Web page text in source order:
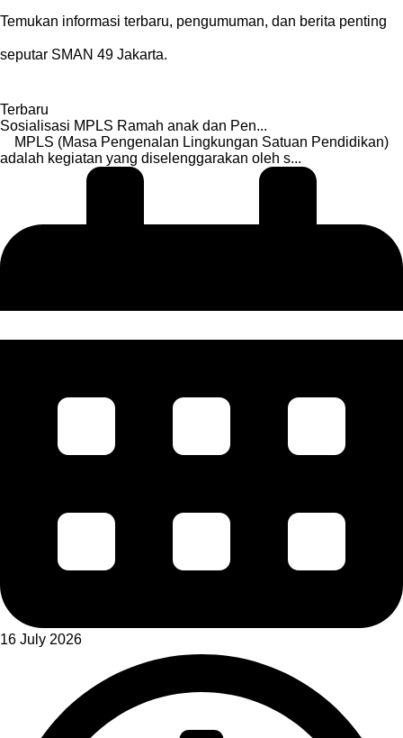
Temukan informasi terbaru, pengumuman, dan berita penting
seputar SMAN 49 Jakarta.
Terbaru
Sosialisasi MPLS Ramah anak dan Pen...
MPLS (Masa Pengenalan Lingkungan Satuan Pendidikan)
adalah kegiatan yang diselenggarakan oleh s...
16 July 2026